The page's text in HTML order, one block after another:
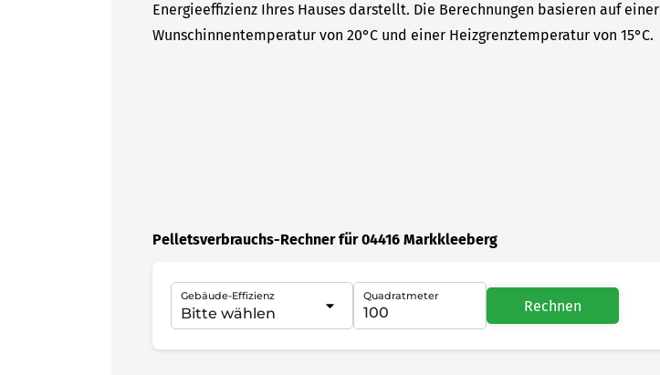
Energieeffizienz Ihres Hauses darstellt. Die Berechnungen basieren auf einer
Wunschinnentemperatur von 20°C und einer Heizgrenztemperatur von 15°C.
Pelletsverbrauchs-Rechner für 04416 Markkleeberg
Gebäude-Effizienz Quadratmeter
Rechnen